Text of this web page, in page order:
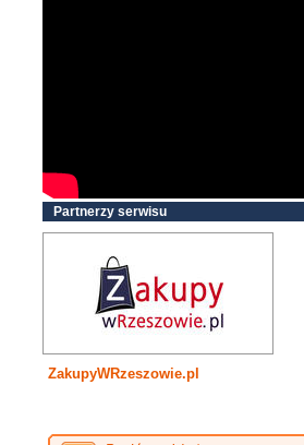
Partnerzy serwisu
ZakupyWRzeszowie.pl